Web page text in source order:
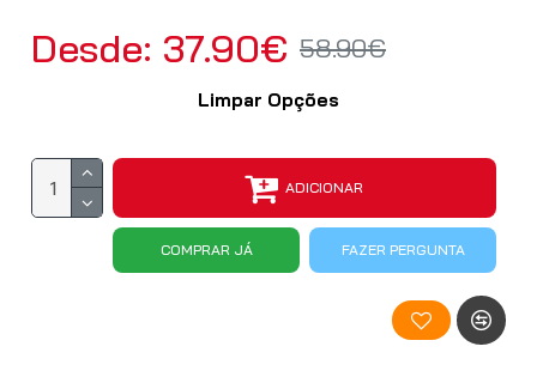
Desde: 37.90€ 58.90€
Limpar Opções
ADICIONAR
COMPRAR JÁ FAZER PERGUNTA